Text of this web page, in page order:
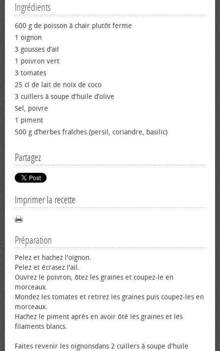
Ingrédients
600 g de poisson à chair plutôt ferme
1 oignon
3 gousses d’ail
1 poivron vert
3 tomates
25 cl de lait de noix de coco
3 cuillers à soupe d'huile d’olive
Sel, poivre
1 piment
500 g d’herbes fraîches (persil, coriandre, basilic)
Partagez
Imprimer la recette
Préparation
Pelez et hachez l'oignon.
Pelez et écrasez l'ail.
Ouvrez le poivron, ôtez les graines et coupez-le en
morceaux.
Mondez les tomates et retirez les graines puis coupez-les en
morceaux.
Hachez le piment après en avoir ôté les graines et les
filaments blancs.
Faites revenir les oignonsdans 2 cuillers à soupe d'huile